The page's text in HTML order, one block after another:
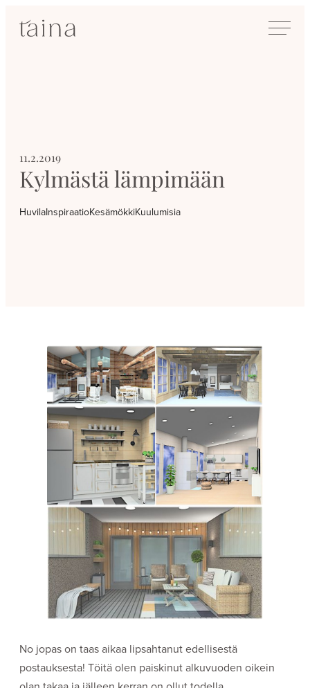
suoraan
SisustusTaina
11.2.2019
Kylmästä lämpimään
HuvilaInspiraatioKesämökkiKuulumisia
No jopas on taas aikaa lipsahtanut edellisestä
postauksesta! Töitä olen paiskinut alkuvuoden oikein